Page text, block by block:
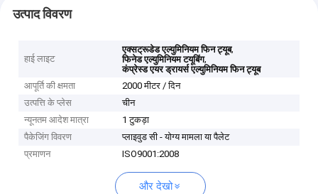
उत्पाद विवरण
हाई लाइट
एक्सट्रूडेड एल्युमिनियम फिन ट्यूब,
फिनेड एल्युमिनियम टयूबिंग,
कंप्रेस्ड एयर ड्रायर्स एल्युमिनियम फिन ट्यूब
आपूर्ति की क्षमता
2000 मीटर / दिन
उत्पत्ति के प्लेस
चीन
न्यूनतम आदेश मात्रा
1 टुकड़ा
पैकेजिंग विवरण
प्लाइवुड सी - योग्य मामला या पैलेट
प्रमाणन
ISO9001:2008
और देखो